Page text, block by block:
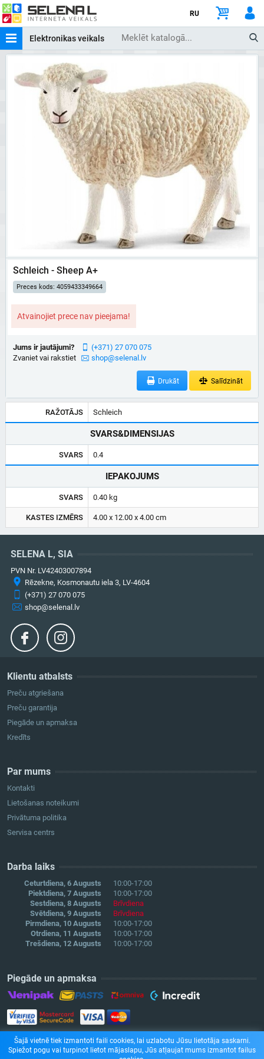
RU
Elektronikas veikals
Schleich - Sheep A+
Preces kods: 4059433349664
Atvainojiet prece nav pieejama!
Jums ir jautājumi?
Zvaniet vai rakstiet
(+371) 27 070 075
shop@selenal.lv
Drukāt Salīdzināt
RAŽOTĀJS Schleich
SVARS&DIMENSIJAS
SVARS 0.4
IEPAKOJUMS
SVARS 0.40 kg
KASTES IZMĒRS 4.00 x 12.00 x 4.00 cm
Klientu atbalsts
Preču atgriešana
Preču garantija
Piegāde un apmaksa
Kredīts
Par mums
Kontakti
Lietošanas noteikumi
Privātuma politika
Servisa centrs
Darba laiks
Ceturtdiena, 6 Augusts
10:00-17:00
Piektdiena, 7 Augusts
10:00-17:00
Sestdiena, 8 Augusts
Brīvdiena
Svētdiena, 9 Augusts
Brīvdiena
Pirmdiena, 10 Augusts
10:00-17:00
Otrdiena, 11 Augusts
10:00-17:00
Trešdiena, 12 Augusts
10:00-17:00
Piegāde un apmaksa
SELENA L, SIA
PVN Nr. LV42403007894
Rēzekne, Kosmonautu iela 3, LV-4604
(+371) 27 070 075
shop@selenal.lv
Šajā vietnē tiek izmantoti faili cookies, lai uzlabotu Jūsu lietotāja saskarni.
Spiežot pogu vai turpinot lietot mājaslapu, Jūs atļaujat mums izmantot failus